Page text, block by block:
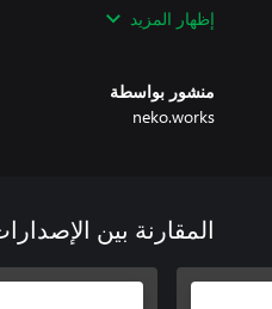
إظهار المزيد
منشور بواسطة
neko.works
المقارنة بين